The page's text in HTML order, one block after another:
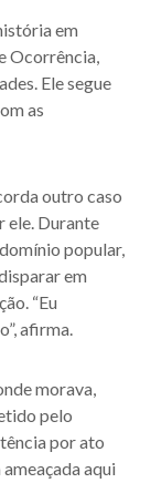
em
Ocorrência,
Ele segue
as
outro caso
ele. Durante
popular,
em
“Eu
afirma.
morava,
pelo
por ato
aqui